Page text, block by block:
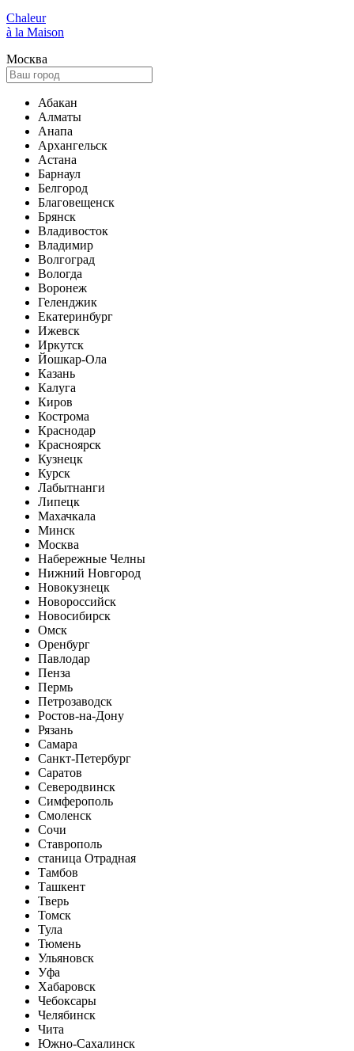
Сhaleur
à la Maison
Москва
Абакан
Алматы
Анапа
Архангельск
Астана
Барнаул
Белгород
Благовещенск
Брянск
Владивосток
Владимир
Волгоград
Вологда
Воронеж
Геленджик
Екатеринбург
Ижевск
Иркутск
Йошкар-Ола
Казань
Калуга
Киров
Кострома
Краснодар
Красноярск
Кузнецк
Курск
Лабытнанги
Липецк
Махачкала
Минск
Москва
Набережные Челны
Нижний Новгород
Новокузнецк
Новороссийск
Новосибирск
Омск
Оренбург
Павлодар
Пенза
Пермь
Петрозаводск
Ростов-на-Дону
Рязань
Самара
Санкт-Петербург
Саратов
Северодвинск
Симферополь
Смоленск
Сочи
Ставрополь
станица Отрадная
Тамбов
Ташкент
Тверь
Томск
Тула
Тюмень
Ульяновск
Уфа
Хабаровск
Чебоксары
Челябинск
Чита
Южно-Сахалинск